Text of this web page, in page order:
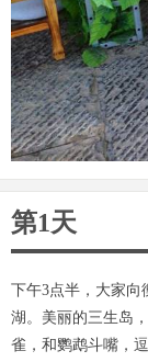
第1天
下午3点半，大家向
湖。美丽的三生岛
雀，和鹦鹉斗嘴，